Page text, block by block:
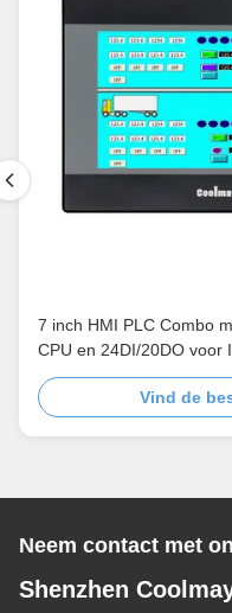
7 inch HMI PLC Combo
CPU en 24DI/20DO voor
Automatisering
Vind de
Neem contact met
Shenzhen